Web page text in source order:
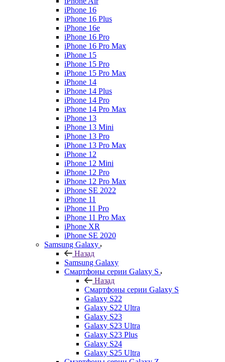
iPhone 16
iPhone 16 Plus
iPhone 16e
iPhone 16 Pro
iPhone 16 Pro Max
iPhone 15
iPhone 15 Pro
iPhone 15 Pro Max
iPhone 14
iPhone 14 Plus
iPhone 14 Pro
iPhone 14 Pro Max
iPhone 13
iPhone 13 Mini
iPhone 13 Pro
iPhone 13 Pro Max
iPhone 12
iPhone 12 Mini
iPhone 12 Pro
iPhone 12 Pro Max
iPhone SE 2022
iPhone 11
iPhone 11 Pro
iPhone 11 Pro Max
iPhone XR
iPhone SE 2020
Samsung Galaxy
Назад
Samsung Galaxy
Смартфоны серии Galaxy S
Назад
Смартфоны серии Galaxy S
Galaxy S22
Galaxy S22 Ultra
Galaxy S23
Galaxy S23 Ultra
Galaxy S23 Plus
Galaxy S24
Galaxy S25 Ultra